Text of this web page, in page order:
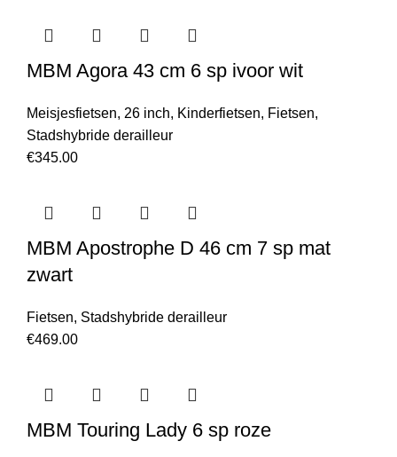
MBM Agora 43 cm 6 sp ivoor wit
Meisjesfietsen, 26 inch, Kinderfietsen, Fietsen,
Stadshybride derailleur
€345.00
MBM Apostrophe D 46 cm 7 sp mat
zwart
Fietsen, Stadshybride derailleur
€469.00
MBM Touring Lady 6 sp roze